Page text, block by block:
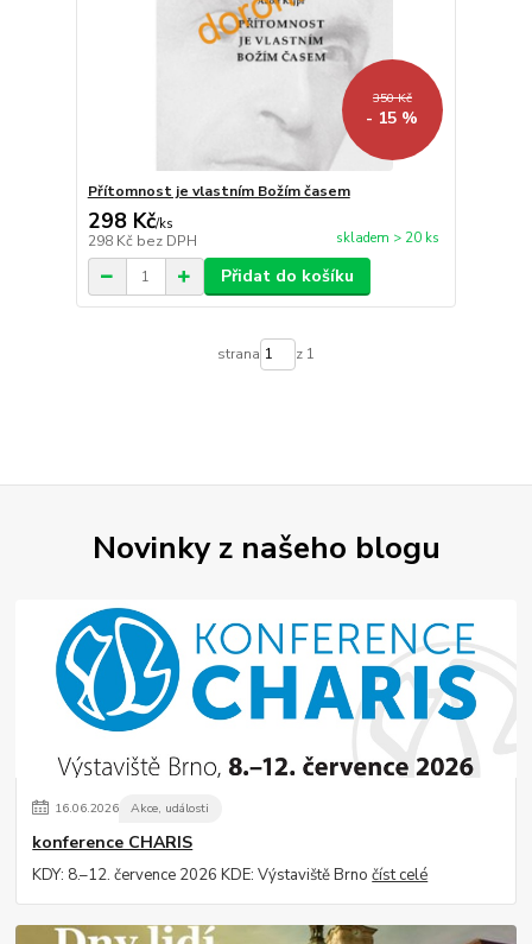
350 Kč
- 15 %
Přítomnost je vlastním Božím časem
298 Kč/ks
298 Kč bez DPH skladem > 20 ks
Přidat do košíku
strana z 1
Novinky z našeho blogu
16.06.2026 Akce, události
konference CHARIS
KDY: 8.–12. července 2026 KDE: Výstaviště Brnočíst celé